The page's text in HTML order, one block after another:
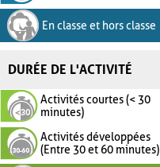
En classe et hors classe
DURÉE DE L'ACTIVITÉ
Activités courtes (< 30
minutes)
Activités développées
(Entre 30 et 60 minutes)